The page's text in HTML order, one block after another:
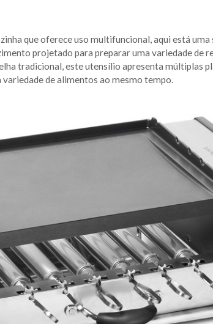
que oferece uso multifuncional, aqui está
projetado para preparar uma variedade de
tradicional, este utensílio apresenta múltiplas
de alimentos ao mesmo tempo.